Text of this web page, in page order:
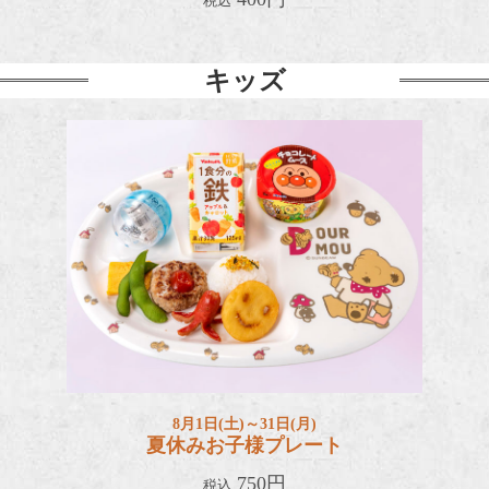
キッズ
8月1日(土)～31日(月)
夏休みお子様プレート
税込 750円